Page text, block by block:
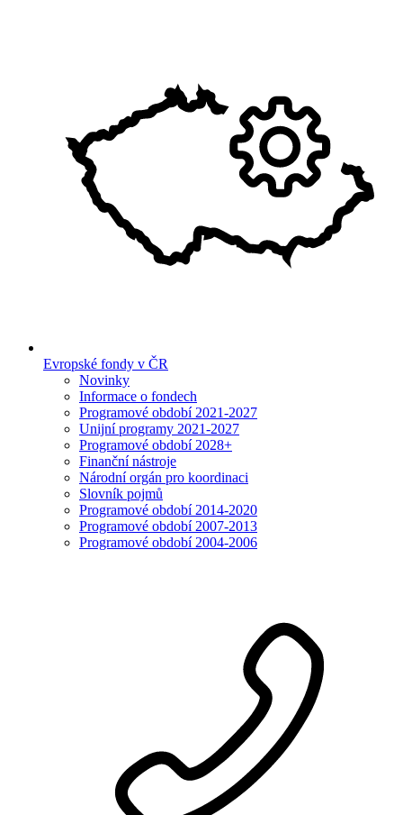
Evropské fondy v ČR
Novinky
Informace o fondech
Programové období 2021-2027
Unijní programy 2021-2027
Programové období 2028+
Finanční nástroje
Národní orgán pro koordinaci
Slovník pojmů
Programové období 2014-2020
Programové období 2007-2013
Programové období 2004-2006